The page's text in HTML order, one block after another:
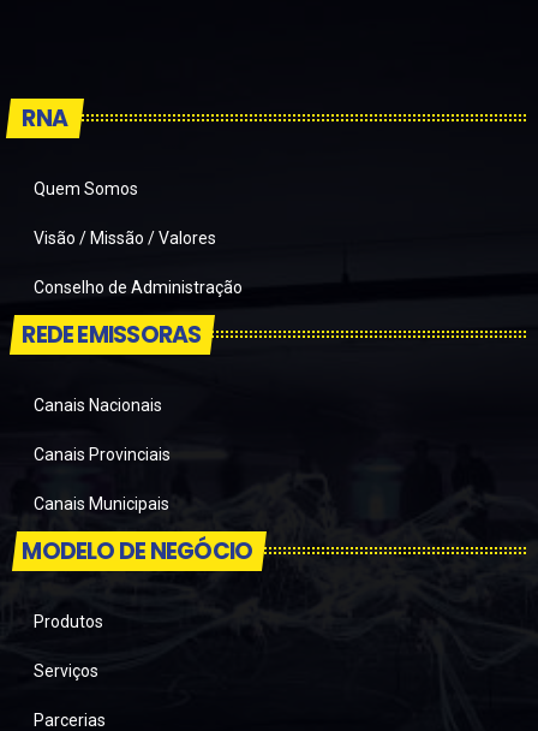
RNA
Quem Somos
Visão / Missão / Valores
Conselho de Administração
REDE EMISSORAS
Canais Nacionais
Canais Provinciais
Canais Municipais
MODELO DE NEGÓCIO
Produtos
Serviços
Parcerias